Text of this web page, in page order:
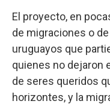
El proyecto, en
de migraciones o
uruguayos que
quienes no dejaron
de seres queridos
horizontes, y la